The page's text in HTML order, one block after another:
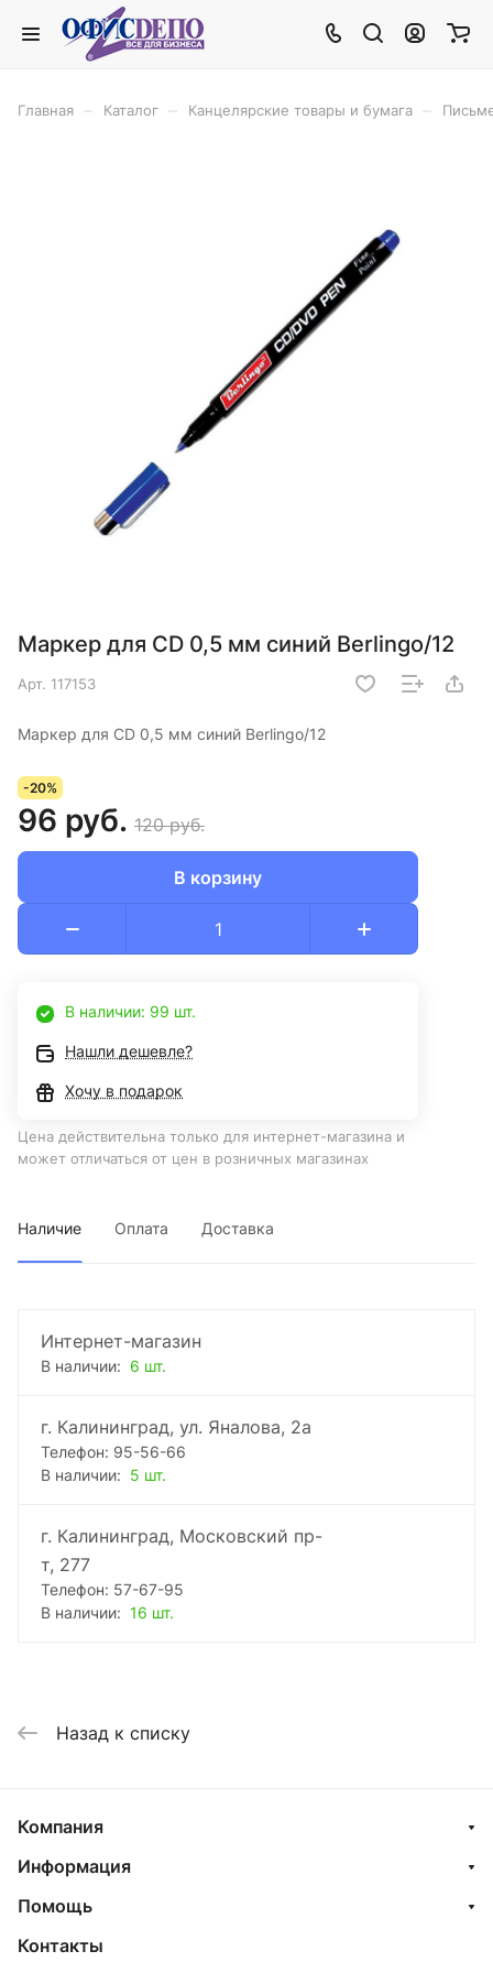
Главная Каталог Канцелярские товары и бумага
Маркер для CD 0,5 мм синий Berlingo/12
Арт. 117153
Маркер для CD 0,5 мм синий Berlingo/12
-20%
96 руб. 120 руб.
В корзину
В наличии: 99 шт.
Нашли дешевле?
Хочу в подарок
Цена действительна только для интернет-магазина и
может отличаться от цен в розничных магазинах
Наличие Оплата Доставка
Интернет-магазин
В наличии: 6 шт.
г. Калининград, ул. Яналова, 2а
Телефон: 95-56-66
В наличии: 5 шт.
г. Калининград, Московский пр-
т, 277
Телефон: 57-67-95
В наличии: 16 шт.
Назад к списку
Компания
Информация
Помощь
Контакты